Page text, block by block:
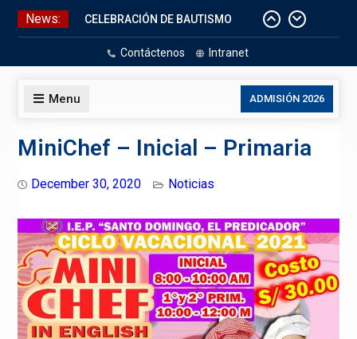
Skip
News:
CELEBRACIÓN DE BAUTISMO
Pizarras Inteligentes
Laboratorios de Cómputo
Contáctenos Intranet
Menu ADMISIÓN 2026
MiniChef – Inicial – Primaria
December 30, 2020 Noticias